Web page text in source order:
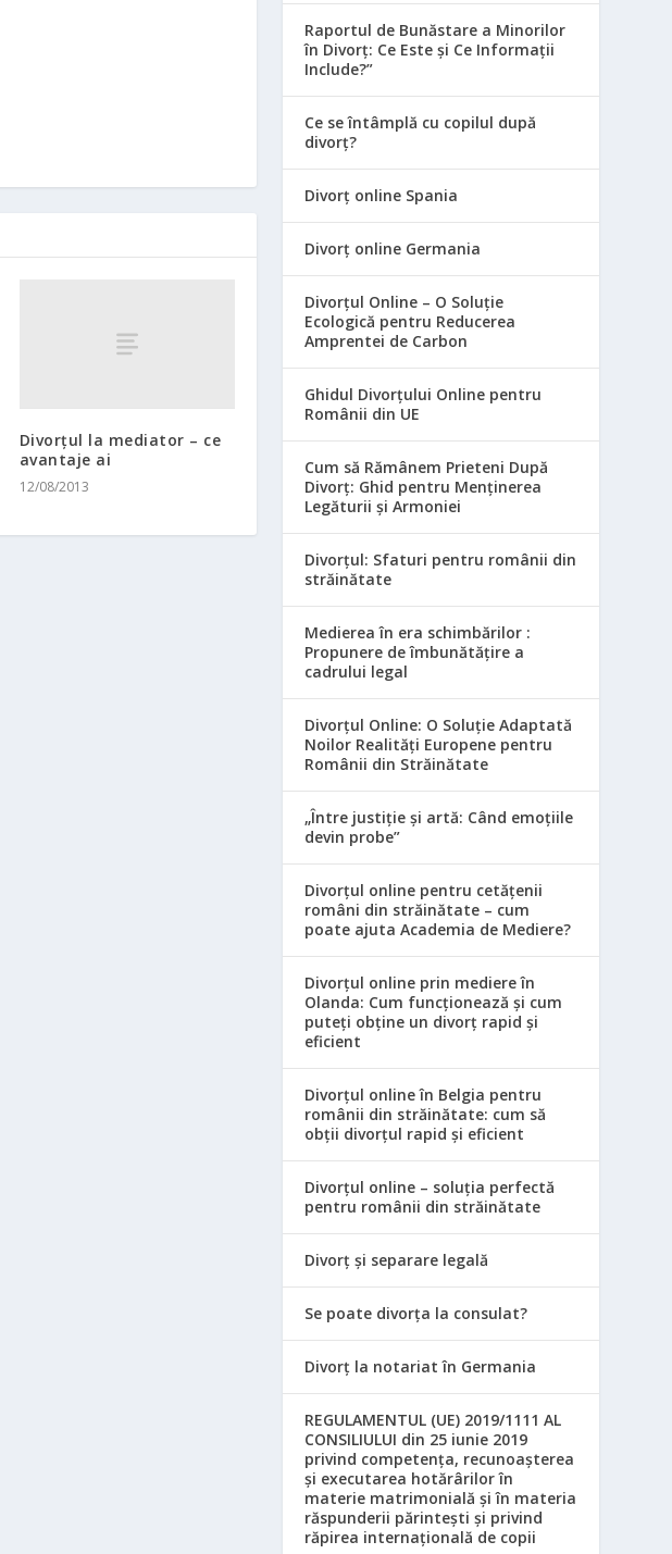
Divorţul la mediator – ce
avantaje ai
12/08/2013
Raportul de Bunăstare a Minorilor
în Divorț: Ce Este și Ce Informații
Include?”
Ce se întâmplă cu copilul după
divorț?
Divorț online Spania
Divorț online Germania
Divorțul Online – O Soluție
Ecologică pentru Reducerea
Amprentei de Carbon
Ghidul Divorțului Online pentru
Românii din UE
Cum să Rămânem Prieteni După
Divorț: Ghid pentru Menținerea
Legăturii și Armoniei
Divorțul: Sfaturi pentru românii din
străinătate
Medierea în era schimbărilor :
Propunere de îmbunătățire a
cadrului legal
Divorțul Online: O Soluție Adaptată
Noilor Realități Europene pentru
Românii din Străinătate
„Între justiție și artă: Când emoțiile
devin probe”
Divorțul online pentru cetățenii
români din străinătate – cum
poate ajuta Academia de Mediere?
Divorțul online prin mediere în
Olanda: Cum funcționează și cum
puteți obține un divorț rapid și
eficient
Divorțul online în Belgia pentru
românii din străinătate: cum să
obții divorțul rapid și eficient
Divorțul online – soluția perfectă
pentru românii din străinătate
Divorț și separare legală
Se poate divorța la consulat?
Divorț la notariat în Germania
REGULAMENTUL (UE) 2019/1111 AL
CONSILIULUI din 25 iunie 2019
privind competența, recunoașterea
și executarea hotărârilor în
materie matrimonială și în materia
răspunderii părintești și privind
răpirea internațională de copii